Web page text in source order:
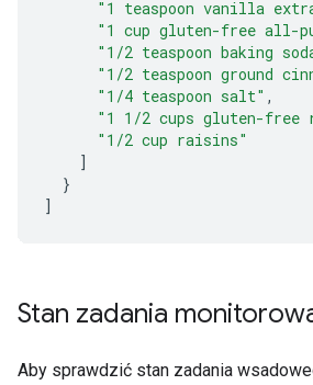
"1 teaspoon vanilla
"1 cup gluten-free all-
"1/2 teaspoon baking
"1/2 teaspoon ground
"1/4 teaspoon salt" ,
"1 1/2 cups gluten-free
"1/2 cup raisins"
]
}
]
Stan zadania
Aby sprawdzić stan zadania